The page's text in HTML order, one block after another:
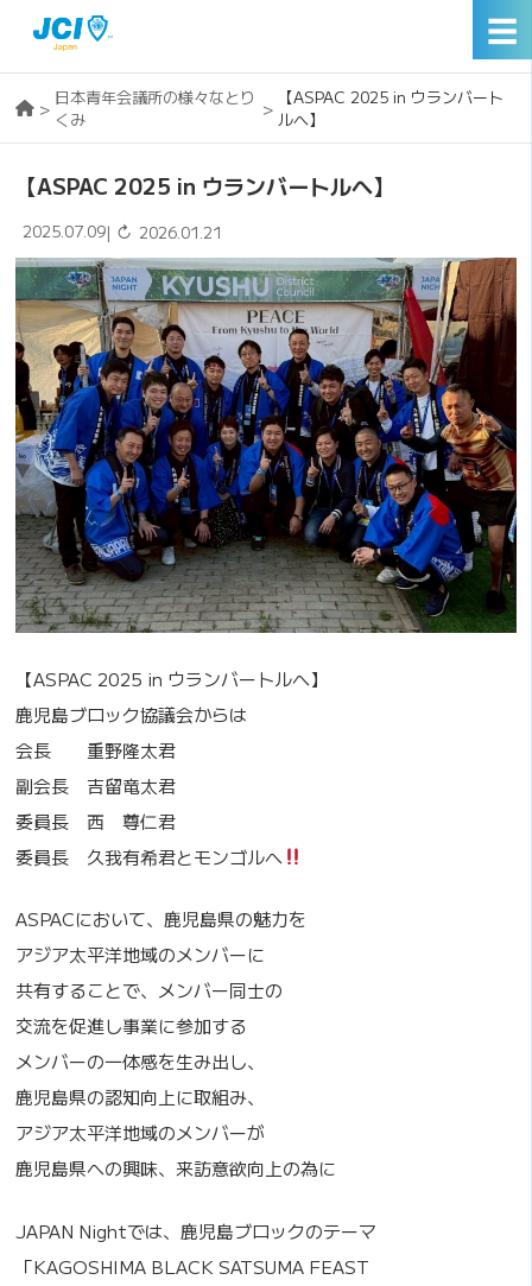
☰
> 日本青年会議所の様々なとり
くみ
>
【ASPAC 2025 in ウランバート
ルへ】
【ASPAC 2025 in ウランバートルへ】
2025.07.09| ↻ 2026.01.21
【ASPAC 2025 in ウランバートルへ】
鹿児島ブロック協議会からは
会長 重野隆太君
副会長 吉留竜太君
委員長 西 尊仁君
委員長 久我有希君とモンゴルへ
ASPACにおいて、鹿児島県の魅力を
アジア太平洋地域のメンバーに
共有することで、メンバー同士の
交流を促進し事業に参加する
メンバーの一体感を生み出し、
鹿児島県の認知向上に取組み、
アジア太平洋地域のメンバーが
鹿児島県への興味、来訪意欲向上の為に
JAPAN Nightでは、鹿児島ブロックのテーマ
「KAGOSHIMA BLACK SATSUMA FEAST